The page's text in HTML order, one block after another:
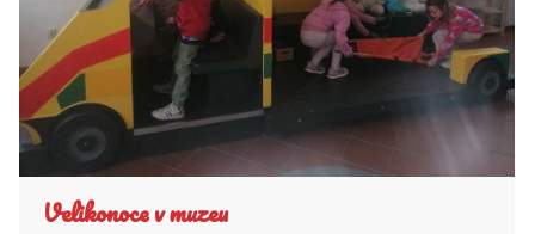
Velikonoce v muzeu